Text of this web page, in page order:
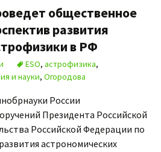
общественное
развития
в РФ
ESO, астрофизика,
и науки, Огородова
России
Президента Российской
Российской Федерации по
астрономических